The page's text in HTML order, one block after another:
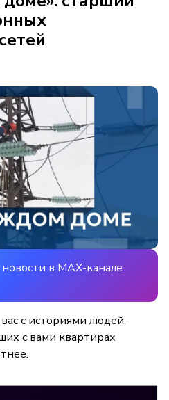
в MAX-канале
с историями людей,
с вами квартирах